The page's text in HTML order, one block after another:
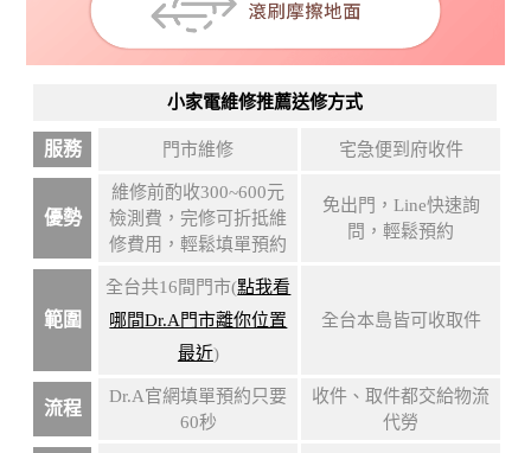
小家電維修推薦送修方式
服務 門市維修 宅急便到府收件
優勢
維修前酌收300~600元
檢測費，完修可折抵維
修費用，輕鬆填單預約
免出門，Line快速詢
問，輕鬆預約
範圍
全台共16間門市(點我看
哪間Dr.A門市離你位置
最近)
全台本島皆可收取件
流程
Dr.A官網填單預約只要
60秒
收件、取件都交給物流
代勞